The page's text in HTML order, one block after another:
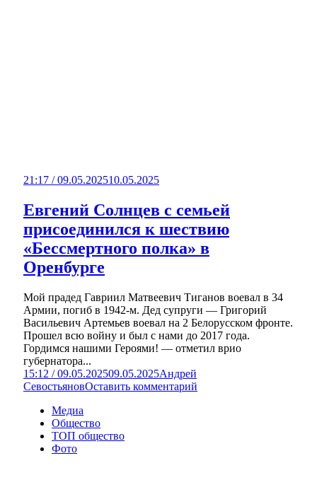
21:17 / 09.05.202510.05.2025
Евгений Солнцев с семьей
присоединился к шествию
«Бессмертного полка» в
Оренбурге
Мой прадед Гавриил Матвеевич Тиганов воевал в 34
Армии, погиб в 1942-м. Дед супруги — Григорий
Васильевич Артемьев воевал на 2 Белорусском фронте.
Прошел всю войну и был с нами до 2017 года.
Гордимся нашими Героями! — отметил врио
губернатора...
15:12 / 09.05.202509.05.2025Андрей
СевостьяновОставить комментарий
Медиа
Общество
ТОП общество
Фото